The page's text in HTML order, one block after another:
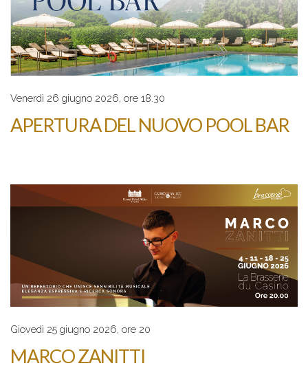
Venerdì 26 giugno 2026, ore 18.30
APERTURA DEL NUOVO POOL BAR
Giovedì 25 giugno 2026, ore 20
MARCO ZANITTI